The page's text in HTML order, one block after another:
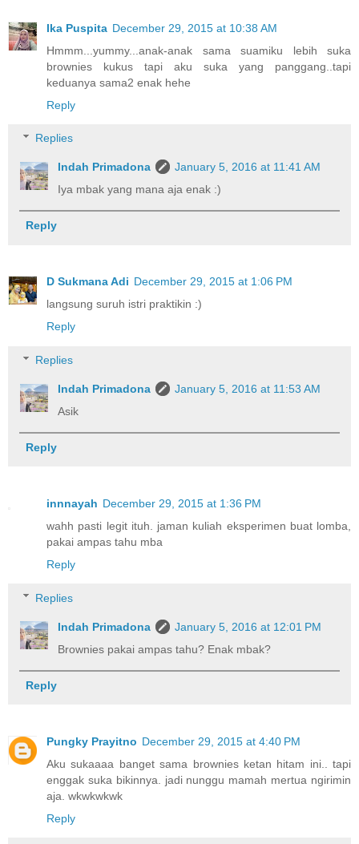
Ika Puspita December 29, 2015 at 10:38 AM
Hmmm...yummy...anak-anak sama suamiku lebih suka
brownies kukus tapi aku suka yang panggang..tapi
keduanya sama2 enak hehe
Reply
Replies
Indah Primadona
January 5, 2016 at 11:41 AM
Iya mbak yang mana aja enak :)
Reply
D Sukmana Adi December 29, 2015 at 1:06 PM
langsung suruh istri praktikin :)
Reply
Replies
Indah Primadona
January 5, 2016 at 11:53 AM
Asik
Reply
innnayah December 29, 2015 at 1:36 PM
wahh pasti legit ituh. jaman kuliah eksperimen buat lomba,
pakai ampas tahu mba
Reply
Replies
Indah Primadona
January 5, 2016 at 12:01 PM
Brownies pakai ampas tahu? Enak mbak?
Reply
Pungky Prayitno December 29, 2015 at 4:40 PM
Aku sukaaaa banget sama brownies ketan hitam ini.. tapi
enggak suka bikinnya. jadi nunggu mamah mertua ngirimin
aja. wkwkwkwk
Reply